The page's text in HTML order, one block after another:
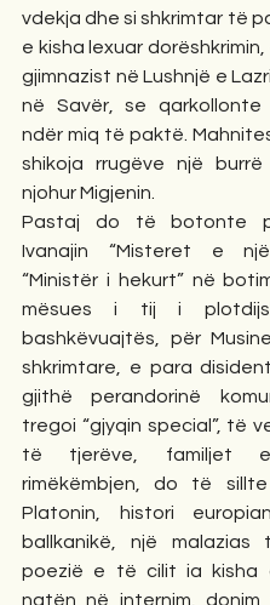
vdekja dhe si shkrimtar të
e kisha lexuar dorëshkrimin,
gjimnazist në Lushnjë e
në Savër, se qarkollonte
ndër miq të paktë.
shikoja rrugëve një
njohur Migjenin.
Pastaj do të botonte
Ivanajin “Misteret e një
“Ministër i hekurt” në
mësues i tij i
bashkëvuajtës, për
shkrimtare, e para
gjithë perandorinë
tregoi “gjyqin special”, të
të tjerëve, familjet e
rimëkëmbjen, do të
Platonin, histori
ballkanikë, një malazias
poezië e të cilit ia kisha
natën në internim,